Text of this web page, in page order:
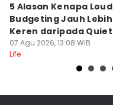
5 Alasan Kenapa Loud
Budgeting Jauh Lebih
Keren daripada Quiet
Luxury
07 Agu 2026, 13:08 WIB
Life